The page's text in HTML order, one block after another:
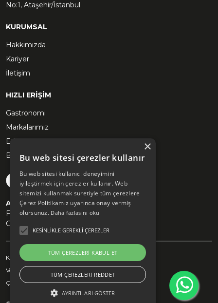
No:1, Ataşehir/İstanbul
KURUMSAL
Hakkımızda
Kariyer
İletişim
HIZLI ERİŞİM
Gastronomi
Markalarımız
Etkinlikler
Blog
Akyön Mülk Yönetimi Siteleri
Fişekhane
Grand Pera
Kişisel Verilerin Korunması ve İşlenmesi Politikası
Veri Sahibi Başvuru Formu
Çerez Politikası
×
Bu web sitesi çerezler kullanır
Bu web sitesi kullanıcı deneyimini
iyileştirmek için çerezler kullanır. Web
sitemizi kullanmak suretiyle tüm çerezlere
Çerez Politikamız uyarınca onay vermiş
olursunuz. Daha fazlasını oku
KESINLIKLE GEREKLI ÇEREZLER
TÜM ÇEREZLERI KABUL ET
TÜM ÇEREZLERI REDDET
AYRINTILARI GÖSTER